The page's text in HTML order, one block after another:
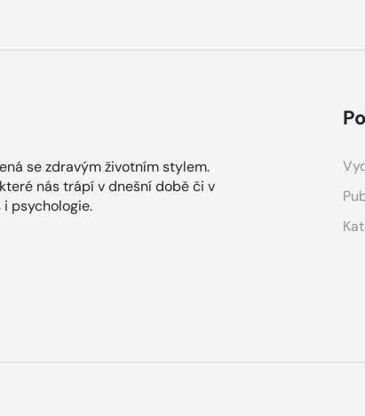
se zdravým životním stylem.
nás trápí v dnešní době či v
psychologie.